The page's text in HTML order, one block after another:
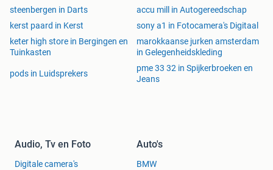
steenbergen in Darts
accu mill in Autogereedschap
kerst paard in Kerst
sony a1 in Fotocamera's Digitaal
keter high store in Bergingen en
Tuinkasten
marokkaanse jurken amsterdam
in Gelegenheidskleding
pods in Luidsprekers
pme 33 32 in Spijkerbroeken en
Jeans
Audio, Tv en Foto
Digitale camera's
Auto's
BMW